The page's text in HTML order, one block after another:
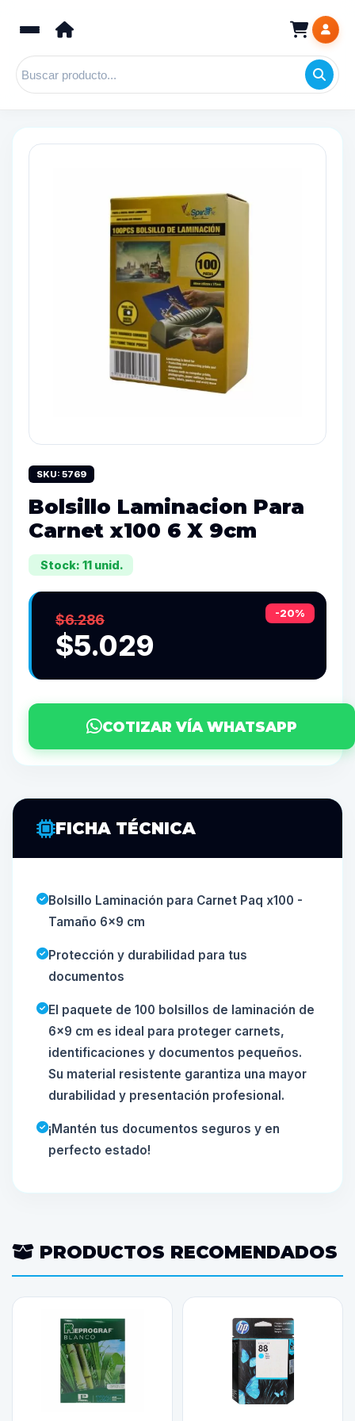
SKU: 5769
Bolsillo Laminacion Para
Carnet x100 6 X 9cm
Stock: 11 unid.
-20%
$6.286
$5.029
COTIZAR VÍA WHATSAPP
FICHA TÉCNICA
Bolsillo Laminación para Carnet Paq x100 -
Tamaño 6x9 cm
Protección y durabilidad para tus
documentos
El paquete de 100 bolsillos de laminación de
6x9 cm es ideal para proteger carnets,
identificaciones y documentos pequeños.
Su material resistente garantiza una mayor
durabilidad y presentación profesional.
¡Mantén tus documentos seguros y en
perfecto estado!
PRODUCTOS RECOMENDADOS